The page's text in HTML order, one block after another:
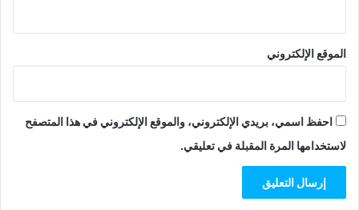
الموقع الإلكتروني
احفظ اسمي، بريدي الإلكتروني، والموقع الإلكتروني في هذا المتصفح
لاستخدامها المرة المقبلة في تعليقي.